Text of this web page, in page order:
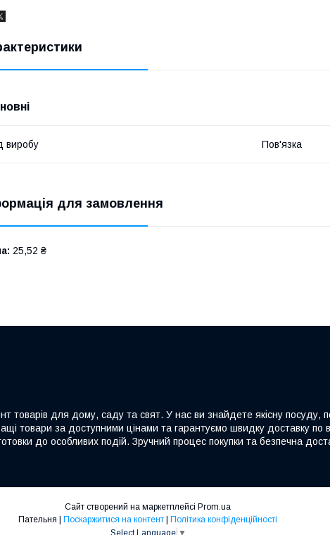
виробу Пов'язка
для замовлення
25,52 ₴
товарів для дому, саду та свят. У нас ви знайдете якісну посуду,
товари за доступними цінами та гарантуємо швидку доставку по
до особливих подій. Зручний процес покупки та безпечна
Сайт створений на маркетплейсі Prom.ua
Пательня | Поскаржитися на контент | Політика конфіденційності
Select Language ▼